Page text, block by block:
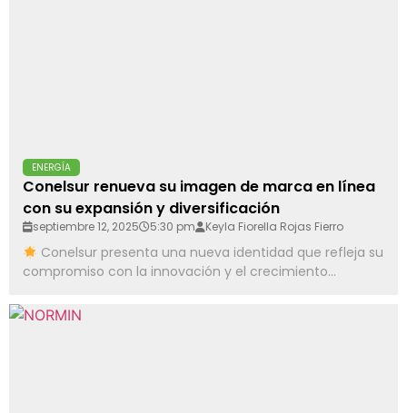
ENERGÍA
Conelsur renueva su imagen de marca en línea
con su expansión y diversificación
septiembre 12, 2025 5:30 pm Keyla Fiorella Rojas Fierro
Conelsur presenta una nueva identidad que refleja su
compromiso con la innovación y el crecimiento...